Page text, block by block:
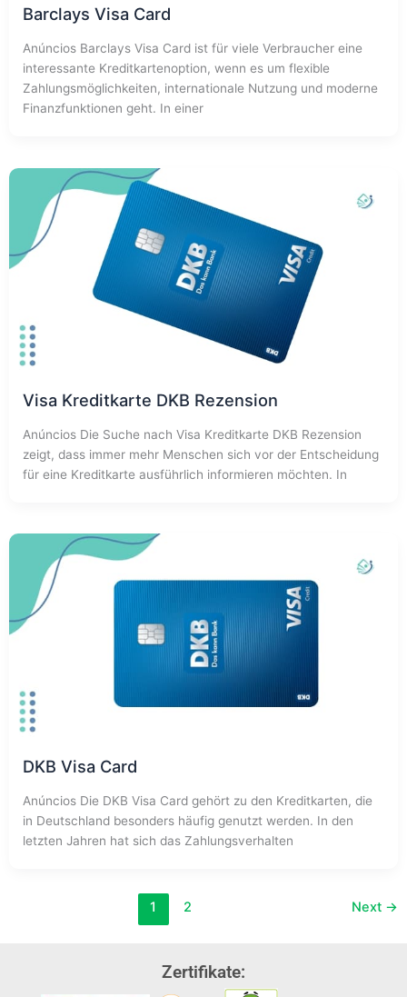
Barclays Visa Card
Anúncios Barclays Visa Card ist für viele Verbraucher eine
interessante Kreditkartenoption, wenn es um flexible
Zahlungsmöglichkeiten, internationale Nutzung und moderne
Finanzfunktionen geht. In einer
Visa Kreditkarte DKB Rezension
Anúncios Die Suche nach Visa Kreditkarte DKB Rezension
zeigt, dass immer mehr Menschen sich vor der Entscheidung
für eine Kreditkarte ausführlich informieren möchten. In
DKB Visa Card
Anúncios Die DKB Visa Card gehört zu den Kreditkarten, die
in Deutschland besonders häufig genutzt werden. In den
letzten Jahren hat sich das Zahlungsverhalten
1 2 Next →
Zertifikate: